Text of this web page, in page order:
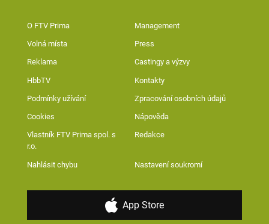
O FTV Prima Management
Volná místa Press
Reklama Castingy a výzvy
HbbTV Kontakty
Podmínky užívání Zpracování osobních údajů
Cookies Nápověda
Vlastník FTV Prima spol. s
r.o.
Redakce
Nahlásit chybu Nastavení soukromí
App Store